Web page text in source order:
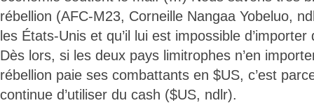
rébellion (AFC-M23, Corneille Nangaa Yobeluo,
les États-Unis et qu’il lui est impossible
Dès lors, si les deux pays limitrophes n’en
rébellion paie ses combattants en $US, c’est
continue d’utiliser du cash ($US, ndlr).